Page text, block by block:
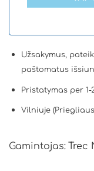
Užsakymus,
paštomatus
Pristatymas per 1-
Vilniuje
Gamintojas: Trec